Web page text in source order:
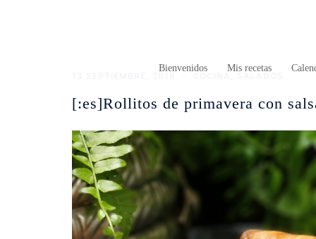
Bienvenidos Mis recetas
[:es]Rollitos de primavera con